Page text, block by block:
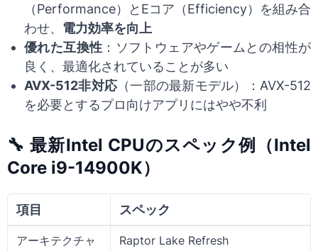
（Performance）とEコア（Efficiency）を組み合
わせ、 電力効率を向上
優れた互換性 ：ソフトウェアやゲームとの相性が
良く、最適化されていることが多い
AVX-512非対応（一部の最新モデル）：AVX-512
を必要とするプロ向けアプリにはやや不利
🔧 最新Intel CPUのスペック例（Intel
Core i9-14900K）
項目 スペック
アーキテクチャ Raptor Lake Refresh